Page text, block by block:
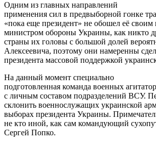
Одним из главных направлений
применения сил в предвыборной гонке
«пока еще президент» не обошел её
министром обороны Украины, как никто
страны их головы с большой долей
Алексеевича, поэтому они намеренны
президента массовой поддержкой
На данный момент специально
подготовленная команда военных
с личным составом подразделений ВСУ.
склонить военнослужащих украинской
выборах президента Украины.
не кто иной, как сам командующий
Сергей Попко.